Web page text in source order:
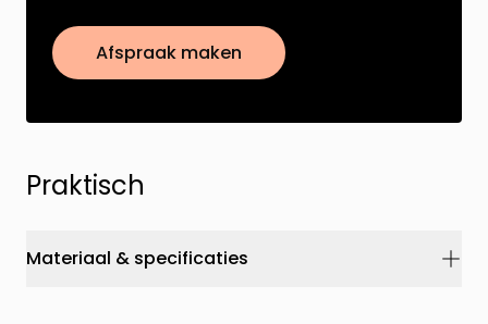
Afspraak maken
Praktisch
Materiaal & specificaties